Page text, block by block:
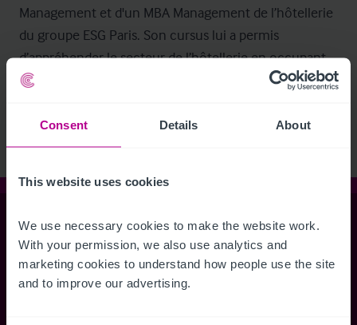
Consent Details About
This website uses cookies
We use necessary cookies to make the website work.
With your permission, we also use analytics and
marketing cookies to understand how people use the site
and to improve our advertising.
Management et d'un MBA Management de l’hôtellerie
du groupe ESG Paris. Son cursus lui a permis
d’appréhender le secteur de l’hôtellerie en occupant
différents postes opérationnels en hôtellerie en
Christie & Co
Siège social & Direction